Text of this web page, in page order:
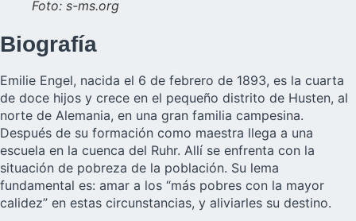
Foto: s-ms.org
Biografía
Emilie Engel, nacida el 6 de febrero de 1893, es la cuarta
de doce hijos y crece en el pequeño distrito de Husten, al
norte de Alemania, en una gran familia campesina.
Después de su formación como maestra llega a una
escuela en la cuenca del Ruhr. Allí se enfrenta con la
situación de pobreza de la población. Su lema
fundamental es: amar a los “más pobres con la mayor
calidez” en estas circunstancias, y aliviarles su destino.